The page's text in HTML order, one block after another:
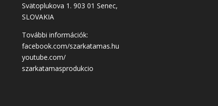
Svätoplukova 1. 903 01 Senec,
SLOVAKIA
További információk:
facebook.com/szarkatamas.hu
youtube.com/
szarkatamasprodukcio